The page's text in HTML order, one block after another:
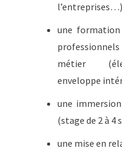
l’entreprises…)
une
métier
enveloppe
une
(stage de 2 à 4
une mise en